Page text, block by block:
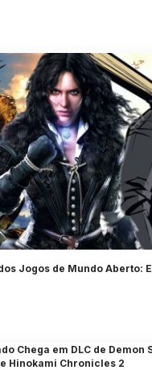
Jogos de Mundo Aberto:
Chega em DLC de Demon
Hinokami Chronicles 2